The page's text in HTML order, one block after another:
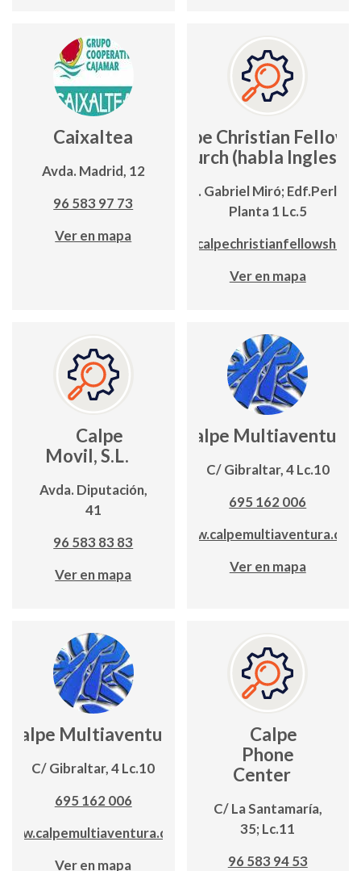
Caixaltea
Avda. Madrid, 12
96 583 97 73
Ver en mapa
Calpe Christian
Church (habla Inglesa)
Avda. Gabriel Miró;
Planta 1 Lc.5
Ver en mapa
Calpe
Movil, S.L.
Avda. Diputación,
41
96 583 83 83
Ver en mapa
Calpe Multiaventura
C/ Gibraltar, 4 Lc.10
695 162 006
www.calpemultiaventura.com
Ver en mapa
Calpe Multiaventura
C/ Gibraltar, 4 Lc.10
695 162 006
www.calpemultiaventura.com
Ver en mapa
Calpe
Phone
Center
C/ La Santamaría,
35; Lc.11
96 583 94 53